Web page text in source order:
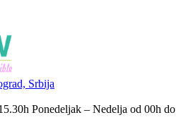
Srbija
Ponedeljak – Nedelja od 00h do